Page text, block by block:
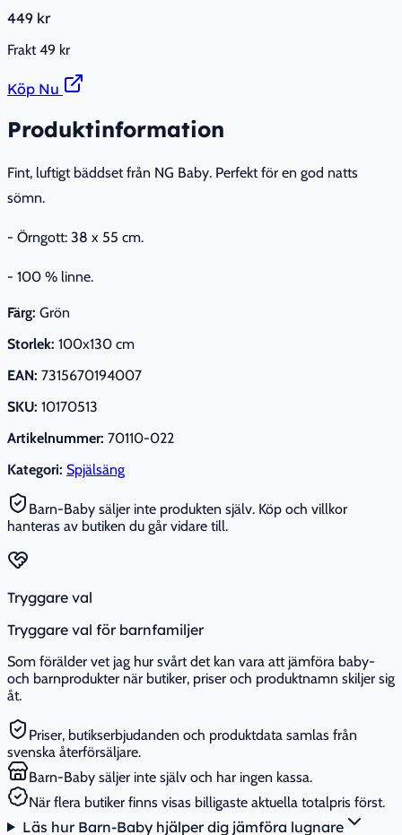
449 kr
Frakt49 kr
Köp Nu
Produktinformation
Fint, luftigt bäddset från NG Baby. Perfekt för en god natts
sömn.
- Örngott: 38 x 55 cm.
- 100 % linne.
Färg: Grön
Storlek: 100x130 cm
EAN: 7315670194007
SKU: 10170513
Artikelnummer: 70110-022
Kategori: Spjälsäng
Barn-Baby säljer inte produkten själv. Köp och villkor
hanteras av butiken du går vidare till.
Tryggare val
Tryggare val för barnfamiljer
Som förälder vet jag hur svårt det kan vara att jämföra baby-
och barnprodukter när butiker, priser och produktnamn skiljer sig
åt.
Priser, butikserbjudanden och produktdata samlas från
svenska återförsäljare.
Barn-Baby säljer inte själv och har ingen kassa.
När flera butiker finns visas billigaste aktuella totalpris först.
Läs hur Barn-Baby hjälper dig jämföra lugnare